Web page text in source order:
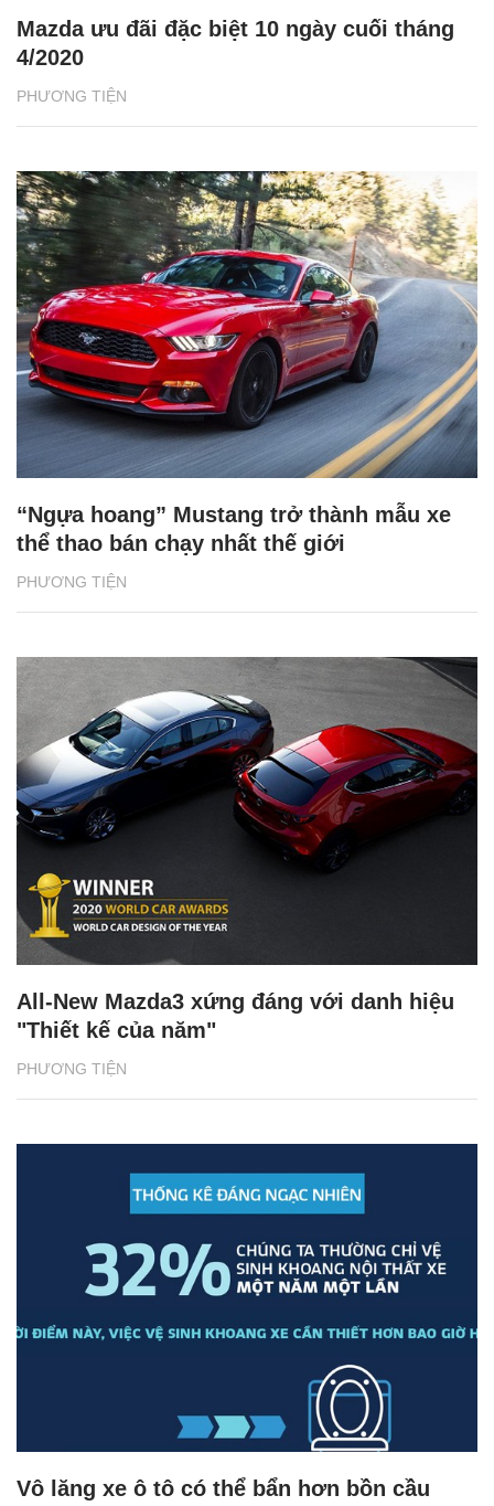
PHƯƠNG TIỆN
Mazda ưu đãi đặc biệt 10 ngày cuối tháng
4/2020
PHƯƠNG TIỆN
“Ngựa hoang” Mustang trở thành mẫu xe
thể thao bán chạy nhất thế giới
PHƯƠNG TIỆN
All-New Mazda3 xứng đáng với danh hiệu
"Thiết kế của năm"
Vô lăng xe ô tô có thể bẩn hơn bồn cầu